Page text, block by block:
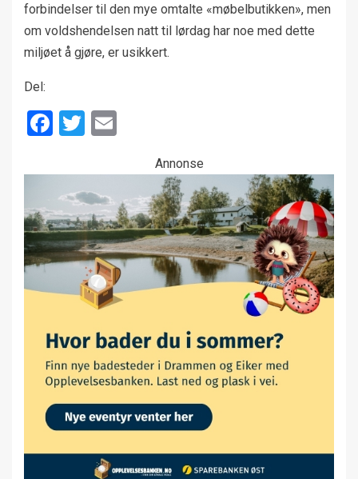
forbindelser til den mye omtalte «møbelbutikken», men
om voldshendelsen natt til lørdag har noe med dette
miljøet å gjøre, er usikkert.
Del:
Facebook
Twitter
Annonse